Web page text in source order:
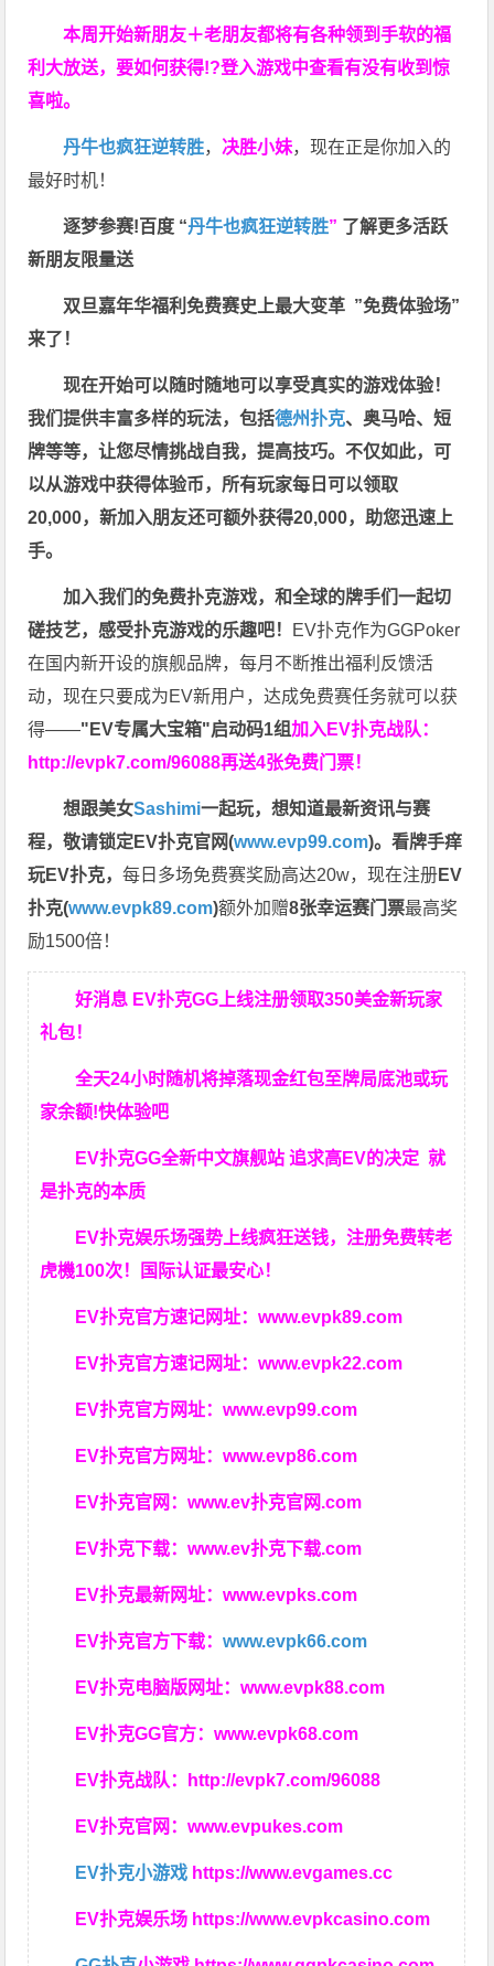
本周开始新朋友＋老朋友都将有各种领到手软的福
利大放送，要如何获得!?登入游戏中查看有没有收到惊
喜啦。
丹牛也疯狂逆转胜， 决胜小妹，现在正是你加入的
最好时机！
逐梦参赛!百度 “丹牛也疯狂逆转胜” 了解更多活跃
新朋友限量送
双旦嘉年华福利免费赛史上最大变革 ”免费体验场”
来了！
现在开始可以随时随地可以享受真实的游戏体验！
我们提供丰富多样的玩法，包括德州扑克、奥马哈、短
牌等等，让您尽情挑战自我，提高技巧。不仅如此， 可
以从游戏中获得体验币，所有玩家每日可以领取
20,000，新加入朋友还可额外获得20,000，助您迅速上
手。
加入我们的免费扑克游戏，和全球的牌手们一起切
磋技艺，感受扑克游戏的乐趣吧！ EV扑克作为GGPoker
在国内新开设的旗舰品牌，每月不断推出福利反馈活
动，现在只要成为EV新用户，达成免费赛任务就可以获
得——"EV专属大宝箱"启动码1组加入EV扑克战队：
http://evpk7.com/96088再送4张免费门票！
想跟美女Sashimi一起玩，想知道最新资讯与赛
程，敬请锁定EV扑克官网(www.evp99.com)。看牌手痒
玩EV扑克，每日多场免费赛奖励高达20w，现在注册EV
扑克(www.evpk89.com)额外加赠8张幸运赛门票最高奖
励1500倍！
好消息 EV扑克GG上线注册领取350美金新玩家
礼包！
全天24小时随机将掉落现金红包至牌局底池或玩
家余额!快体验吧
EV扑克GG全新中文旗舰站 追求高EV的决定就
是扑克的本质
EV扑克娱乐场强势上线疯狂送钱，注册免费转老
虎機100次！国际认证最安心！
EV扑克官方速记网址：www.evpk89.com
EV扑克官方速记网址：www.evpk22.com
EV扑克官方网址：www.evp99.com
EV扑克官方网址：www.evp86.com
EV扑克官网：www.ev扑克官网.com
EV扑克下载：www.ev扑克下载.com
EV扑克最新网址：www.evpks.com
EV扑克官方下载：www.evpk66.com
EV扑克电脑版网址：www.evpk88.com
EV扑克GG官方：www.evpk68.com
EV扑克战队： http://evpk7.com/96088
EV扑克官网：www.evpukes.com
EV扑克小游戏 https://www.evgames.cc
EV扑克娱乐场 https://www.evpkcasino.com